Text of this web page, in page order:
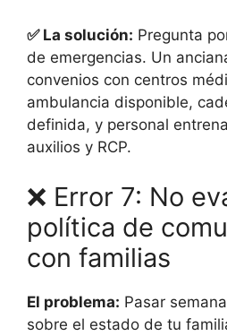
✅ La solución: Pregunta
de emergencias. Un
convenios con centros
ambulancia disponible,
definida, y personal
auxilios y RCP.
❌ Error 7: No
política de
con familias
El problema: Pasar
sobre el estado de tu